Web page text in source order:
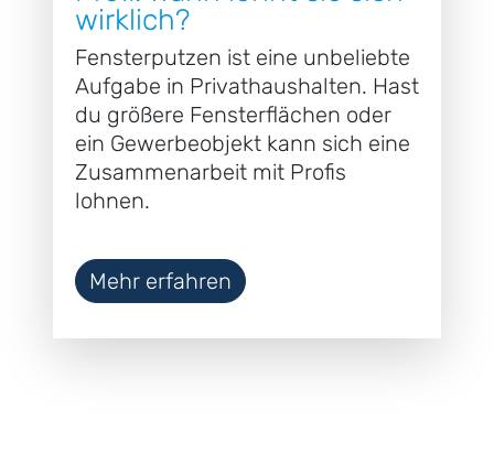
wirklich?
Fensterputzen ist eine unbeliebte
Aufgabe in Privathaushalten. Hast
du größere Fensterflächen oder
ein Gewerbeobjekt kann sich eine
Zusammenarbeit mit Profis
lohnen.
Mehr erfahren